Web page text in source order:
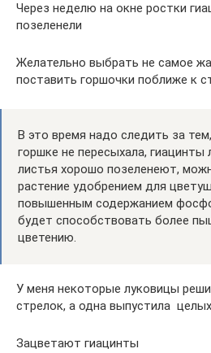
Через неделю на окне ростки
позеленели
Желательно выбрать не самое
поставить горшочки поближе к
В это время надо следить за
горшке не пересыхала,
листья хорошо позеленеют,
растение удобрением для
повышенным содержанием
будет способствовать более
цветению.
У меня некоторые луковицы
стрелок, а одна выпустила
Зацветают гиацинты